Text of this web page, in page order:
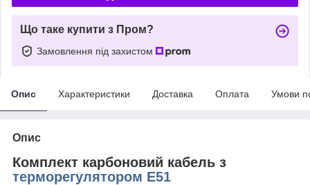
Що таке купити з Пром?
Замовлення під захистом
Опис Характеристики Доставка Оплата Умови
Опис
Комплект карбоновий кабель з
терморегулятором E51